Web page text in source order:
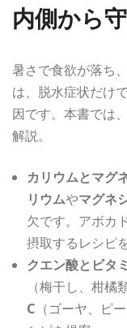
内側から
暑さで食欲が落ち
は、脱水症状だけ
因です。本書では
解説。
カリウムとマグ
リウムやマグネ
欠です。アボカ
摂取するレシピ
クエン酸とビタ
（梅干し、柑橘
C （ゴーヤ、ピ